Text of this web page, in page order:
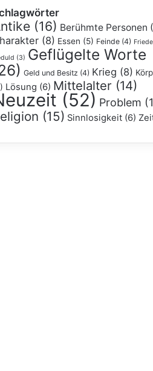
(16) Berühmte Personen
(8) Essen (5) Feinde (4)
(3) Geflügelte Worte
Geld und Besitz (4) Krieg (8)
Lösung (6) Mittelalter (14)
(52) Problem
(15) Sinnlosigkeit (6)